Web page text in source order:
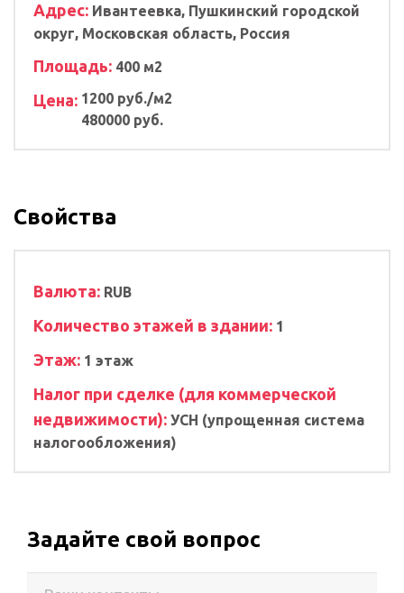
Адрес: Ивантеевка, Пушкинский городской
округ, Московская область, Россия
Площадь: 400 м2
Цена: 1200 руб./м2
480000 руб.
Свойства
Валюта: RUB
Количество этажей в здании: 1
Этаж: 1 этаж
Налог при сделке (для коммерческой
недвижимости): УСН (упрощенная система
налогообложения)
Задайте свой вопрос